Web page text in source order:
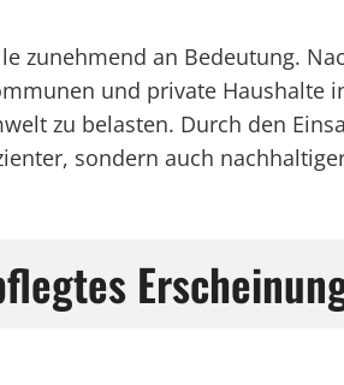
zunehmend an Bedeutung.
und private Haushalte
zu belasten. Durch den
sondern auch